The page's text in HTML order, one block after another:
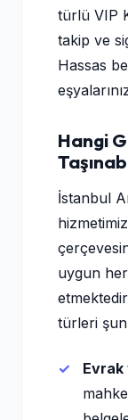
türlü VIP
takip ve
Hassas
Hangi
İstanbul
uygun
türleri
Evrak